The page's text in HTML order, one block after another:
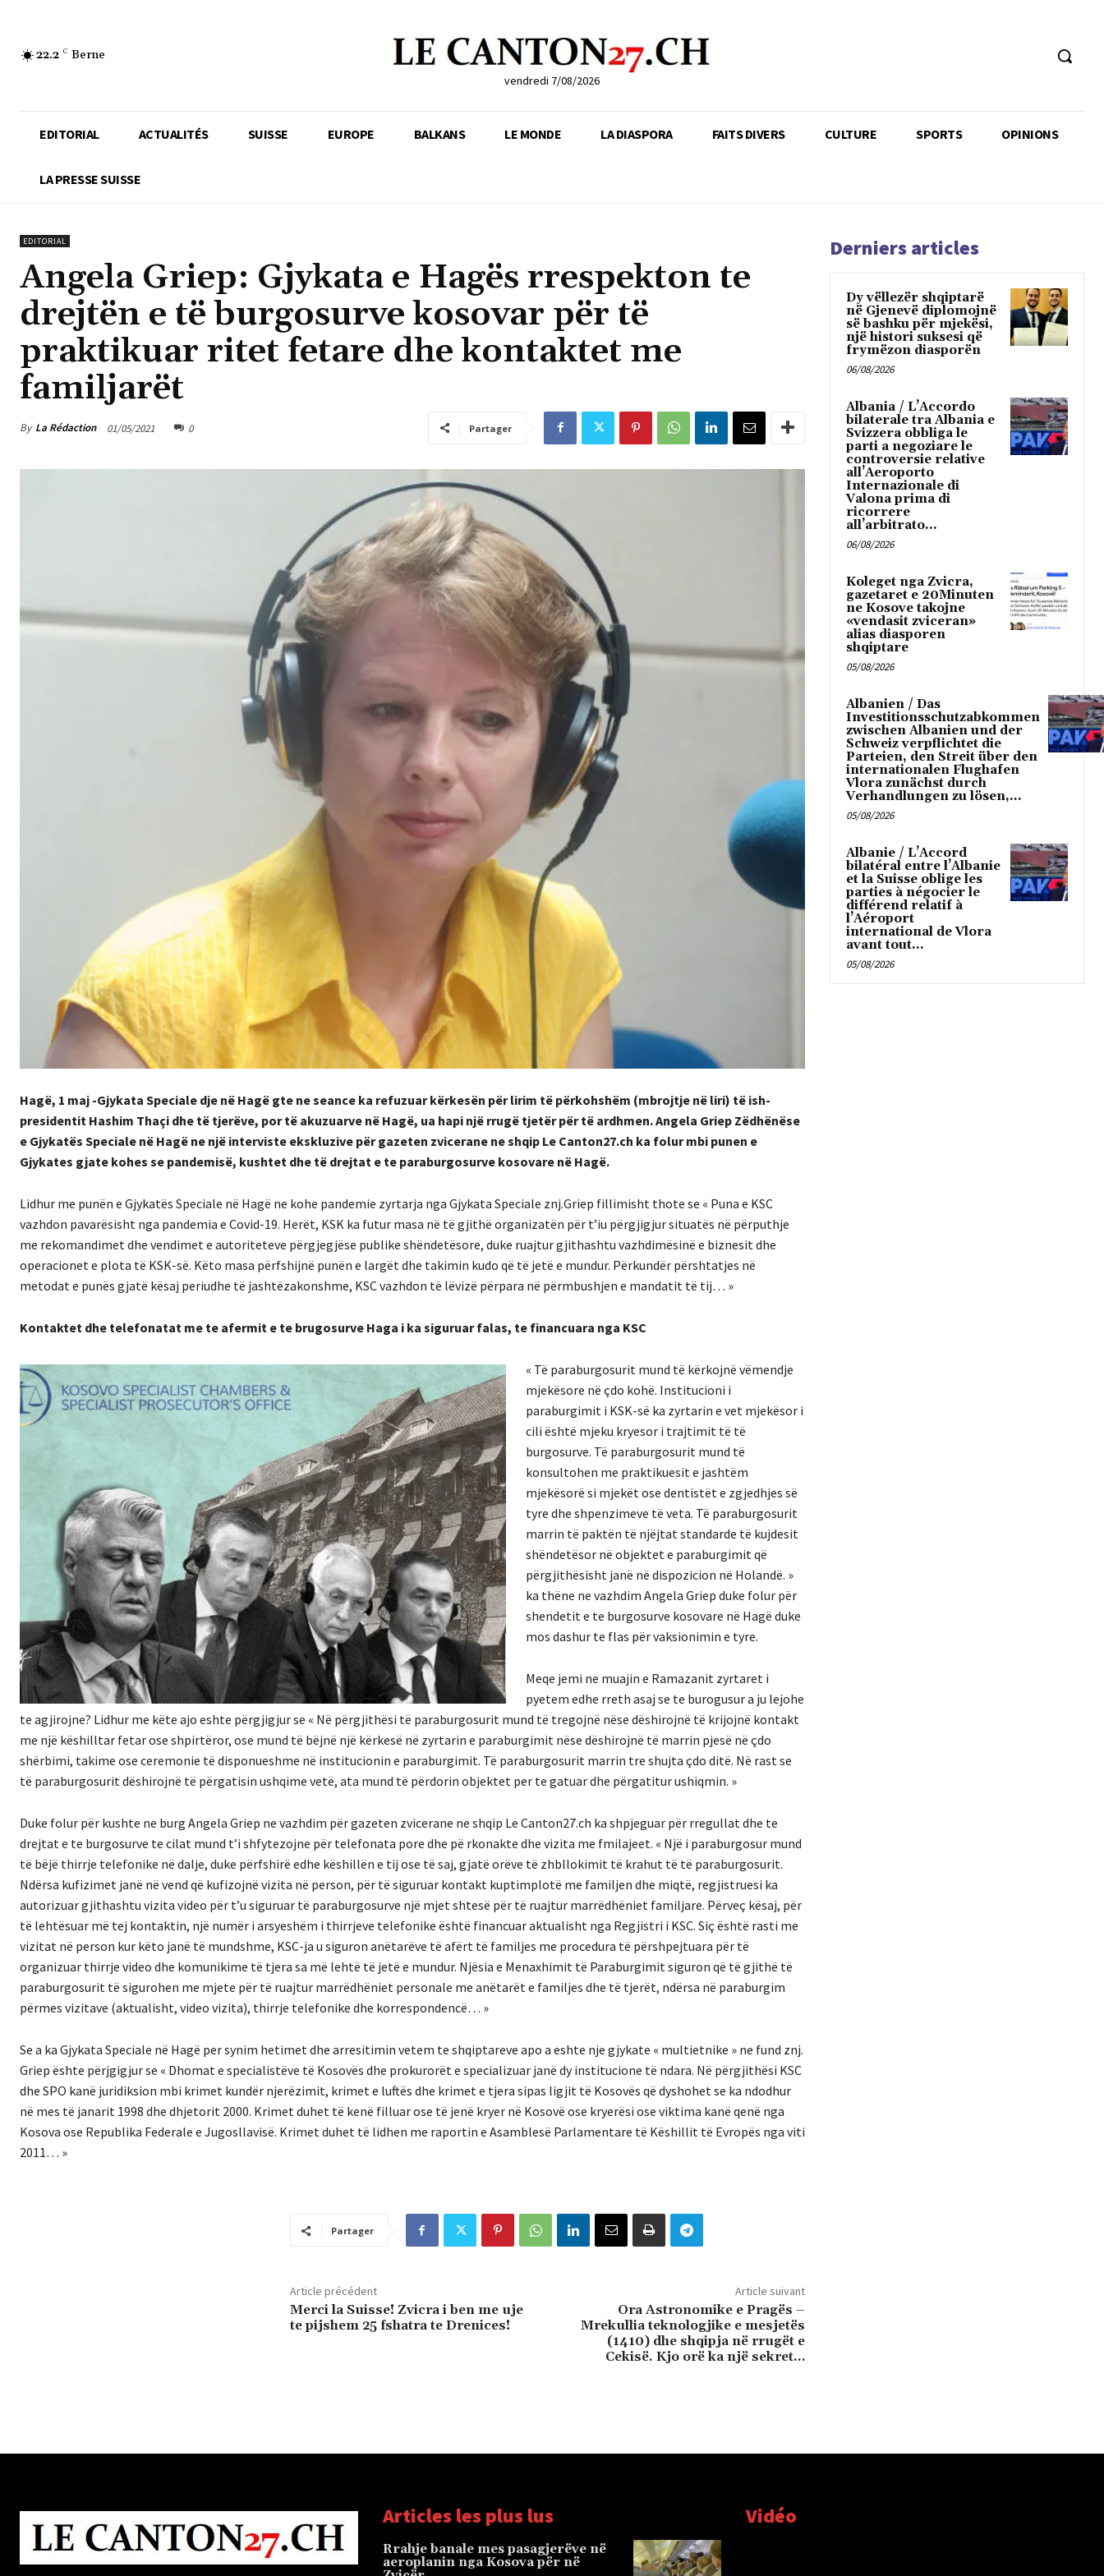
22.2 C Berne
vendredi 7/08/2026
EDITORIAL ACTUALITÉS SUISSE EUROPE BALKANS LE MONDE LA DIASPORA FAITS DIVERS CULTURE SPORTS OPINIONS
LA PRESSE SUISSE
EDITORIAL
Angela Griep: Gjykata e Hagës rrespekton te
drejtën e të burgosurve kosovar për të
praktikuar ritet fetare dhe kontaktet me
familjarët
By La Rédaction 01/05/2021 0 Partager
Hagë, 1 maj -Gjykata Speciale dje në Hagë gte ne seance ka refuzuar kërkesën për lirim të përkohshëm (mbrojtje në liri) të ish-
presidentit Hashim Thaçi dhe të tjerëve, por të akuzuarve në Hagë, ua hapi një rrugë tjetër për të ardhmen. Angela Griep Zëdhënëse
e Gjykatës Speciale në Hagë ne një interviste ekskluzive për gazeten zvicerane ne shqip Le Canton27.ch ka folur mbi punen e
Gjykates gjate kohes se pandemisë, kushtet dhe të drejtat e te paraburgosurve kosovare në Hagë.
Lidhur me punën e Gjykatës Speciale në Hagë ne kohe pandemie zyrtarja nga Gjykata Speciale znj.Griep fillimisht thote se « Puna e KSC
vazhdon pavarësisht nga pandemia e Covid-19. Herët, KSK ka futur masa në të gjithë organizatën për t’iu përgjigjur situatës në përputhje
me rekomandimet dhe vendimet e autoriteteve përgjegjëse publike shëndetësore, duke ruajtur gjithashtu vazhdimësinë e biznesit dhe
operacionet e plota të KSK-së. Këto masa përfshijnë punën e largët dhe takimin kudo që të jetë e mundur. Përkundër përshtatjes në
metodat e punës gjatë kësaj periudhe të jashtëzakonshme, KSC vazhdon të lëvizë përpara në përmbushjen e mandatit të tij… »
Kontaktet dhe telefonatat me te afermit e te brugosurve Haga i ka siguruar falas, te financuara nga KSC
« Të paraburgosurit mund të kërkojnë vëmendje
mjekësore në çdo kohë. Institucioni i
paraburgimit i KSK-së ka zyrtarin e vet mjekësor i
cili është mjeku kryesor i trajtimit të të
burgosurve. Të paraburgosurit mund të
konsultohen me praktikuesit e jashtëm
mjekësorë si mjekët ose dentistët e zgjedhjes së
tyre dhe shpenzimeve të veta. Të paraburgosurit
marrin të paktën të njëjtat standarde të kujdesit
shëndetësor në objektet e paraburgimit që
përgjithësisht janë në dispozicion në Holandë. »
ka thëne ne vazhdim Angela Griep duke folur për
shendetit e te burgosurve kosovare në Hagë duke
mos dashur te flas për vaksionimin e tyre.
Meqe jemi ne muajin e Ramazanit zyrtaret i
pyetem edhe rreth asaj se te burogusur a ju lejohe
te agjirojne? Lidhur me këte ajo eshte përgjigjur se « Në përgjithësi të paraburgosurit mund të tregojnë nëse dëshirojnë të krijojnë kontakt
me një këshilltar fetar ose shpirtëror, ose mund të bëjnë një kërkesë në zyrtarin e paraburgimit nëse dëshirojnë të marrin pjesë në çdo
shërbimi, takime ose ceremonie të disponueshme në institucionin e paraburgimit. Të paraburgosurit marrin tre shujta çdo ditë. Në rast se
të paraburgosurit dëshirojnë të përgatisin ushqime vetë, ata mund të përdorin objektet per te gatuar dhe përgatitur ushiqmin. »
Duke folur për kushte ne burg Angela Griep ne vazhdim për gazeten zvicerane ne shqip Le Canton27.ch ka shpjeguar për rregullat dhe te
drejtat e te burgosurve te cilat mund t’i shfytezojne për telefonata pore dhe pë rkonakte dhe vizita me fmilajeet. « Një i paraburgosur mund
të bëjë thirrje telefonike në dalje, duke përfshirë edhe këshillën e tij ose të saj, gjatë orëve të zhbllokimit të krahut të të paraburgosurit.
Ndërsa kufizimet janë në vend që kufizojnë vizita në person, për të siguruar kontakt kuptimplotë me familjen dhe miqtë, regjistruesi ka
autorizuar gjithashtu vizita video për t’u siguruar të paraburgosurve një mjet shtesë për të ruajtur marrëdhëniet familjare. Përveç kësaj, për
të lehtësuar më tej kontaktin, një numër i arsyeshëm i thirrjeve telefonike është financuar aktualisht nga Regjistri i KSC. Siç është rasti me
vizitat në person kur këto janë të mundshme, KSC-ja u siguron anëtarëve të afërt të familjes me procedura të përshpejtuara për të
organizuar thirrje video dhe komunikime të tjera sa më lehtë të jetë e mundur. Njësia e Menaxhimit të Paraburgimit siguron që të gjithë të
paraburgosurit të sigurohen me mjete për të ruajtur marrëdhëniet personale me anëtarët e familjes dhe të tjerët, ndërsa në paraburgim
përmes vizitave (aktualisht, video vizita), thirrje telefonike dhe korrespondencë… »
Se a ka Gjykata Speciale në Hagë per synim hetimet dhe arresitimin vetem te shqiptareve apo a eshte nje gjykate « multietnike » ne fund znj.
Griep ështe përjgigjur se « Dhomat e specialistëve të Kosovës dhe prokurorët e specializuar janë dy institucione të ndara. Në përgjithësi KSC
dhe SPO kanë juridiksion mbi krimet kundër njerëzimit, krimet e luftës dhe krimet e tjera sipas ligjit të Kosovës që dyshohet se ka ndodhur
në mes të janarit 1998 dhe dhjetorit 2000. Krimet duhet të kenë filluar ose të jenë kryer në Kosovë ose kryerësi ose viktima kanë qenë nga
Kosova ose Republika Federale e Jugosllavisë. Krimet duhet të lidhen me raportin e Asamblesë Parlamentare të Këshillit të Evropës nga viti
2011… »
Partager
Article précédent
Merci la Suisse! Zvicra i ben me uje
te pijshem 25 fshatra te Drenices!
Article suivant
Ora Astronomike e Pragës –
Mrekullia teknologjike e mesjetës
(1410) dhe shqipja në rrugët e
Cekisë. Kjo orë ka një sekret…
Derniers articles
Dy vëllezër shqiptarë
në Gjenevë diplomojnë
së bashku për mjekësi,
një histori suksesi që
frymëzon diasporën
06/08/2026
Albania / L’Accordo
bilaterale tra Albania e
Svizzera obbliga le
parti a negoziare le
controversie relative
all’Aeroporto
Internazionale di
Valona prima di
ricorrere
all’arbitrato...
06/08/2026
Koleget nga Zvicra,
gazetaret e 20Minuten
ne Kosove takojne
«vendasit zviceran»
alias diasporen
shqiptare
05/08/2026
Albanien / Das
Investitionsschutzabkommen
zwischen Albanien und der
Schweiz verpflichtet die
Parteien, den Streit über den
internationalen Flughafen
Vlora zunächst durch
Verhandlungen zu lösen,...
05/08/2026
Albanie / L’Accord
bilatéral entre l’Albanie
et la Suisse oblige les
parties à négocier le
différend relatif à
l’Aéroport
international de Vlora
avant tout...
05/08/2026
Articles les plus lus
Rrahje banale mes pasagjerëve në
aeroplanin nga Kosova për në
Vidéo